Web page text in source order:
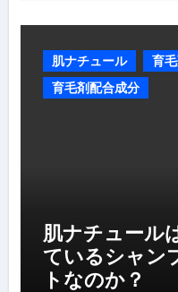
肌ナチュール
育
育毛剤配合成分
肌ナチュール
ているシャン
トなのか？